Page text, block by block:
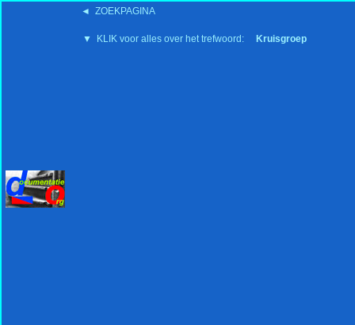
◄ ZOEKPAGINA
▼ KLIK voor alles over het trefwoord: Kruisgroep
'15:19 19-2-2008